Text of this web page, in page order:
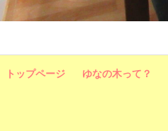
トップページ ゆなの木って？